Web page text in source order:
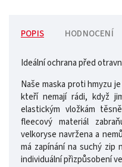
POPIS HODNOCENÍ
Ideální ochrana před
Naše maska ​​proti hmyzu
kteří nemají rádi, když
elastickým vložkám
fleecový materiál
velkoryse navržena a
má zapínání na suchý zip
individuální přizpůsobení